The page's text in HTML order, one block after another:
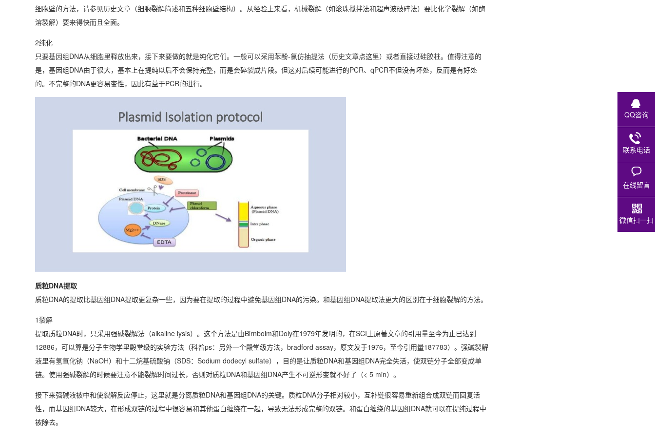
细胞壁的方法，请参见历史文章（细胞裂解简述和五种细胞壁结构）。从经验上来看，机械裂解（如滚珠搅拌法和超声波破碎法）要比化学裂解（如酶
溶裂解）要来得快而且全面。
2纯化
只要基因组DNA从细胞里释放出来，接下来要做的就是纯化它们。一般可以采用苯酚-氯仿抽提法（历史文章点这里）或者直接过硅胶柱。值得注意的
是，基因组DNA由于很大，基本上在提纯以后不会保持完整，而是会碎裂成片段。但这对后续可能进行的PCR、qPCR不但没有坏处，反而是有好处
的。不完整的DNA更容易变性，因此有益于PCR的进行。
质粒DNA提取
质粒DNA的提取比基因组DNA提取更复杂一些，因为要在提取的过程中避免基因组DNA的污染。和基因组DNA提取法更大的区别在于细胞裂解的方法。
1裂解
提取质粒DNA时，只采用强碱裂解法（alkaline lysis）。这个方法是由Birnboim和Doly在1979年发明的，在SCI上原著文章的引用量至今为止已达到
12886，可以算是分子生物学里殿堂级的实验方法（科普ps：另外一个殿堂级方法，bradford assay，原文发于1976，至今引用量187783）。强碱裂解
液里有氢氧化钠（NaOH）和十二烷基硫酸钠（SDS：Sodium dodecyl sulfate），目的是让质粒DNA和基因组DNA完全失活，使双链分子全部变成单
链。使用强碱裂解的时候要注意不能裂解时间过长，否则对质粒DNA和基因组DNA产生不可逆形变就不好了（< 5 min）。
接下来强碱液被中和使裂解反应停止，这里就是分离质粒DNA和基因组DNA的关键。质粒DNA分子相对较小，互补链很容易重新组合成双链而回复活
性，而基因组DNA较大，在形成双链的过程中很容易和其他蛋白缠绕在一起，导致无法形成完整的双链。和蛋白缠绕的基因组DNA就可以在提纯过程中
被除去。
QQ咨询
联系电话
在线留言
微信扫一扫